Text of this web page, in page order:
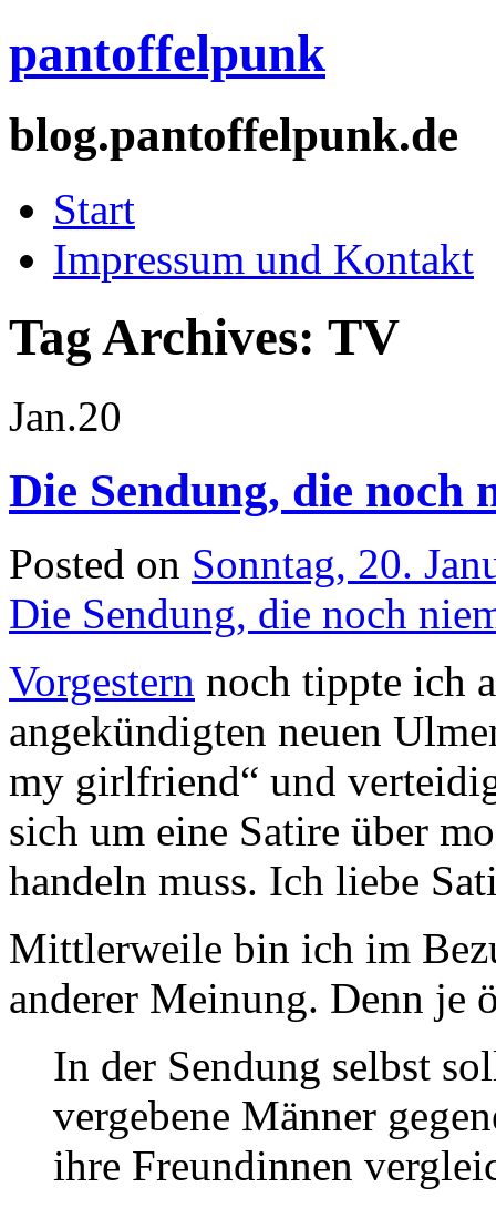
pantoffelpunk
blog.pantoffelpunk.de
Start
Impressum und Kontakt
Tag Archives: TV
Jan.20
Die Sendung, die noch
Posted on Sonntag, 20.
Die Sendung, die noch
Vorgestern noch tippte ich
angekündigten neuen
my girlfriend“ und
sich um eine Satire über
handeln muss. Ich liebe
Mittlerweile bin ich im
anderer Meinung. Denn
In der Sendung selbst
vergebene Männer
ihre Freundinnen